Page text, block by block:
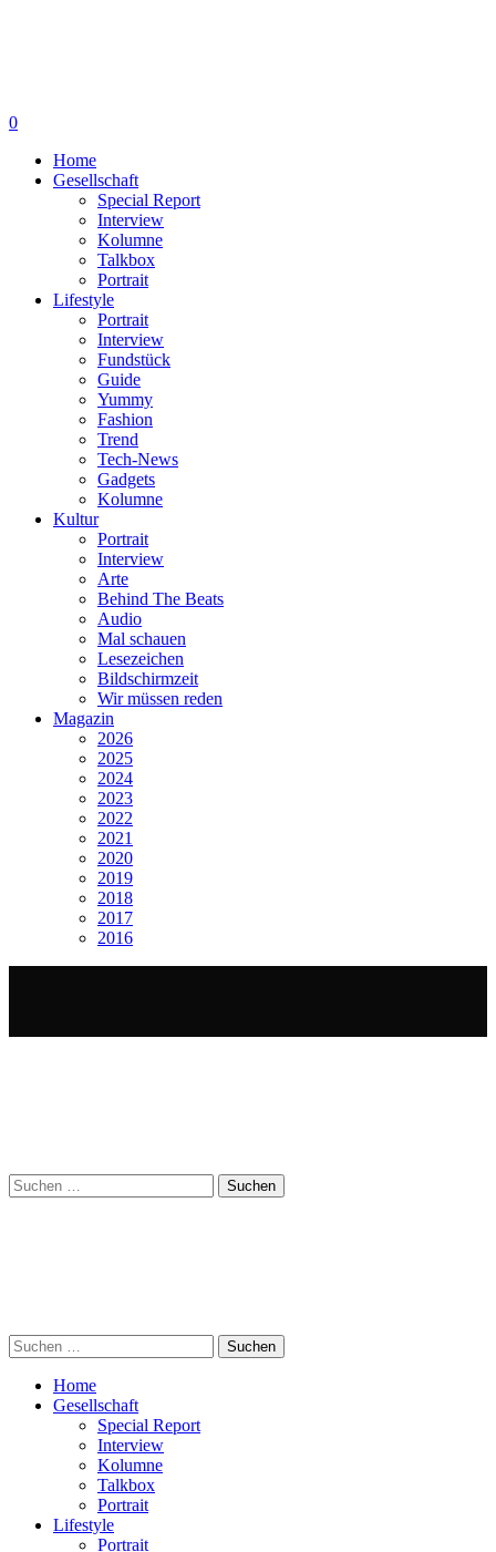
0
Home
Gesellschaft
Special Report
Interview
Kolumne
Talkbox
Portrait
Lifestyle
Portrait
Interview
Fundstück
Guide
Yummy
Fashion
Trend
Tech-News
Gadgets
Kolumne
Kultur
Portrait
Interview
Arte
Behind The Beats
Audio
Mal schauen
Lesezeichen
Bildschirmzeit
Wir müssen reden
Magazin
2026
2025
2024
2023
2022
2021
2020
2019
2018
2017
2016
Suchen
nach:
Suchen
nach:
Home
Gesellschaft
Special Report
Interview
Kolumne
Talkbox
Portrait
Lifestyle
Portrait